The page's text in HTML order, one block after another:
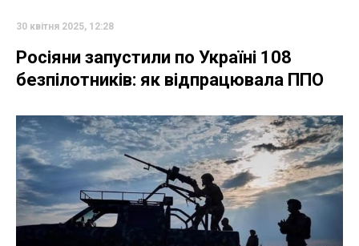
30 квітня 2025, 12:28
Росіяни запустили по Україні 108
безпілотників: як відпрацювала ППО